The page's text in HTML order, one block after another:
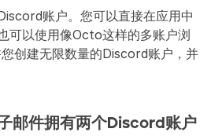
账户。您可以直接在应用中
可以使用像Octo这样的多账户浏
创建无限数量的Discord账户，并
邮件拥有两个Discord账户